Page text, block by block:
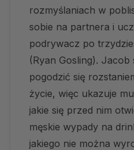
rozmyślaniach w
sobie na partnera i
podrywacz po
(Ryan Gosling).
pogodzić się
życie, więc ukazuje
jakie się przed nim
męskie wypady na
jakiego nie można